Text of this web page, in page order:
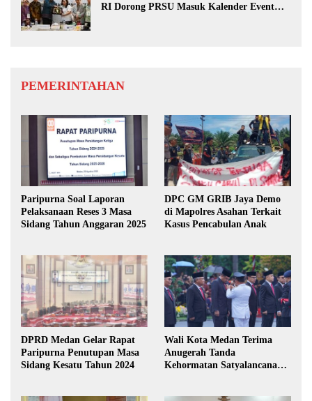
RI Dorong PRSU Masuk Kalender Event
PEMERINTAHAN
Paripurna Soal Laporan
Pelaksanaan Reses 3 Masa
Sidang Tahun Anggaran 2025
DPC GM GRIB Jaya Demo
di Mapolres Asahan Terkait
Kasus Pencabulan Anak
DPRD Medan Gelar Rapat
Paripurna Penutupan Masa
Sidang Kesatu Tahun 2024
Wali Kota Medan Terima
Anugerah Tanda
Kehormatan Satyalancana